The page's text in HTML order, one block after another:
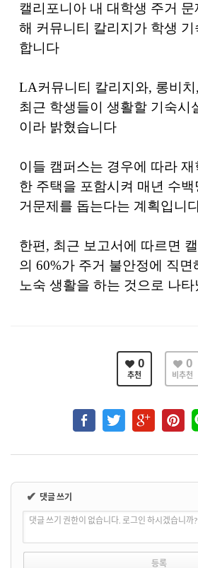
캘리포니아 내 대학생 주거 문
해 커뮤니티 칼리지가 학생 기
합니다
LA커뮤니티 칼리지와, 롱비치 ,
최근 학생들이 생활할 기숙시
이라 밝혔습니다
이들 캠퍼스는 경우에 따라 재
한 주택을 포함시켜 매년 수
거문제를 돕는다는 계획입니
한편 , 최근 보고서에 따르면
의 60%가 주거 불안정에 직면
노숙 생활을 하는 것으로 나
0
추천
0
비추천
✔ 댓글 쓰기
댓글 쓰기 권한이 없습니다. 로그인 하시겠습니까?